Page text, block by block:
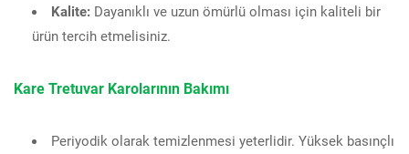
Kalite: Dayanıklı ve uzun ömürlü olması için kaliteli bir
ürün tercih etmelisiniz.
Kare Tretuvar Karolarının Bakımı
Periyodik olarak temizlenmesi yeterlidir. Yüksek basınçlı